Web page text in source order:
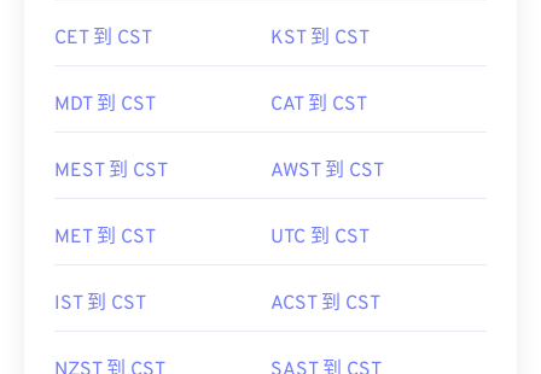
CET 到 CST KST 到 CST
MDT 到 CST CAT 到 CST
MEST 到 CST AWST 到 CST
MET 到 CST UTC 到 CST
IST 到 CST ACST 到 CST